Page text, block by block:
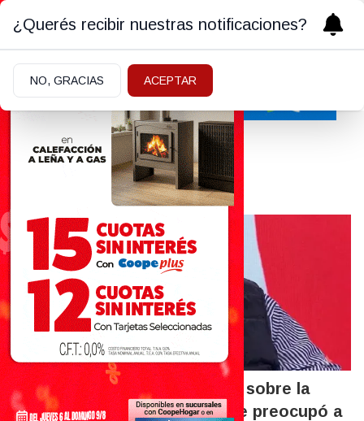
Ángel de Brito
El mensaje de Ángel de Brito sobre la
salud de Chiche Gelblung que preocupó a
¿Querés recibir nuestras notificaciones?
NO, GRACIAS ACEPTAR